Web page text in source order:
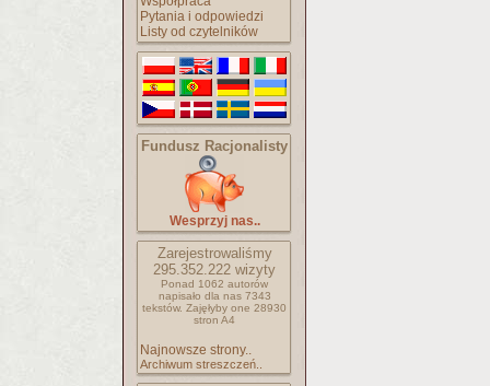
Pytania i odpowiedzi
Listy od czytelników
Fundusz Racjonalisty
Wesprzyj nas..
Zarejestrowaliśmy
295.352.222 wizyty
Ponad 1062 autorów
napisało dla nas 7343
tekstów. Zajęłyby one 28930
stron A4
Najnowsze strony..
Archiwum streszczeń..